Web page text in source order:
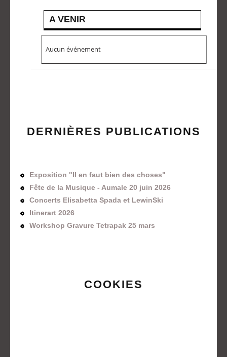
A VENIR
Aucun événement
DERNIÈRES PUBLICATIONS
Exposition "Il en faut bien des choses"
Fête de la Musique - Aumale 20 juin 2026
Concerts Elisabetta Spada et LewinSki
Itinerart 2026
Workshop Gravure Tetrapak 25 mars
COOKIES